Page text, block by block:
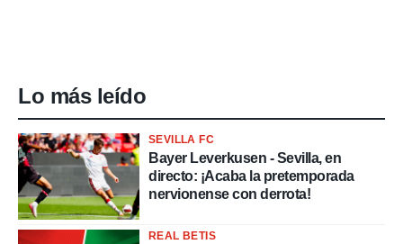
Lo más leído
SEVILLA FC
Bayer Leverkusen - Sevilla, en
directo: ¡Acaba la pretemporada
nervionense con derrota!
REAL BETIS